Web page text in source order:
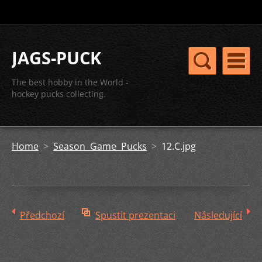
JAGS-PUCK
The best hobby in the World -
hockey pucks collecting.
Home > Season Game Pucks > 12.C.jpg
Předchozí Spustit prezentaci Následující